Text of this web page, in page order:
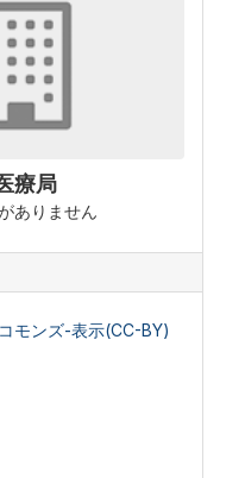
療局
ありません
モンズ-表示(CC-BY)